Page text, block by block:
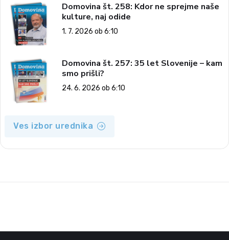
Domovina št. 258: Kdor ne sprejme naše
kulture, naj odide
1. 7. 2026 ob 6:10
Domovina št. 257: 35 let Slovenije – kam
smo prišli?
24. 6. 2026 ob 6:10
Ves izbor urednika